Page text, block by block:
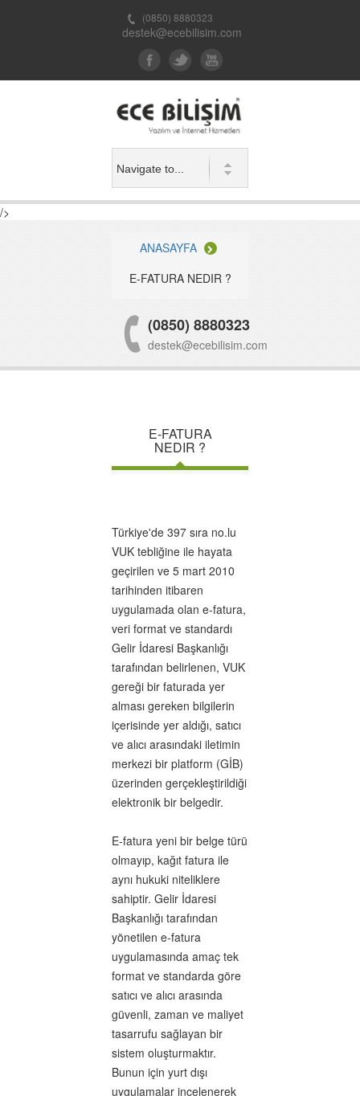
(0850) 8880323
destek@ecebilisim.com
/>
ANASAYFA
E-FATURA NEDIR ?
(0850) 8880323
destek@ecebilisim.com
E-FATURA
NEDIR ?
Türkiye'de 397 sıra no.lu
VUK tebliğine ile hayata
geçirilen ve 5 mart 2010
tarihinden itibaren
uygulamada olan e-fatura,
veri format ve standardı
Gelir İdaresi Başkanlığı
tarafından belirlenen, VUK
gereği bir faturada yer
alması gereken bilgilerin
içerisinde yer aldığı, satıcı
ve alıcı arasındaki iletimin
merkezi bir platform (GİB)
üzerinden gerçekleştirildiği
elektronik bir belgedir.
E-fatura yeni bir belge türü
olmayıp, kağıt fatura ile
aynı hukuki niteliklere
sahiptir. Gelir İdaresi
Başkanlığı tarafından
yönetilen e-fatura
uygulamasında amaç tek
format ve standarda göre
satıcı ve alıcı arasında
güvenli, zaman ve maliyet
tasarrufu sağlayan bir
sistem oluşturmaktır.
Bunun için yurt dışı
uygulamalar incelenerek